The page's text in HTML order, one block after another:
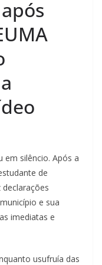
em silêncio. Após a
de
declarações
e sua
imediatas e
usufruía das